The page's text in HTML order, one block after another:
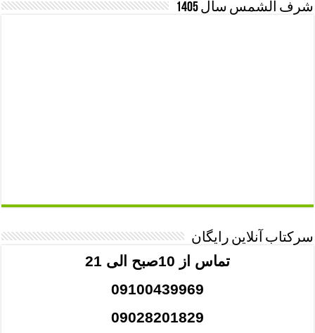
شرف الشمس سال 1405
سرکتاب آنلاین رایگان
تماس از 10صبح الی 21
09100439969
09028201829